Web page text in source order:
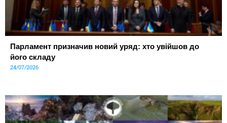
Парламент призначив новий уряд: хто увійшов до
його складу
24/07/2026